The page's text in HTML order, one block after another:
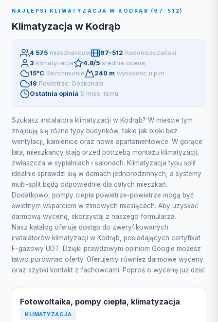
NAJLEPSI KLIMATYZACJA W KODRĄB (97-512)
Klimatyzacja w Kodrąb
4 575 mieszkancow 97-512 Radomszczański
3 klimatyzacja 4.8/5 srednia ocena
15°C Bezchmurnie 240 m wysokosc n.p.m.
19 Powietrze: Doskonała
Ostatnia opinia 5 mies. temu
Szukasz instalatora klimatyzacji w Kodrąb? W mieście tym
znajdują się różne typy budynków, takie jak bloki bez
wentylacji, kamienice oraz nowe apartamentowce. W gorące
lata, mieszkańcy stają przed potrzebą montażu klimatyzacji,
zwłaszcza w sypialniach i salonach. Klimatyzacja typu split
idealnie sprawdzi się w domach jednorodzinnych, a systemy
multi-split będą odpowiednie dla całych mieszkań.
Dodatkowo, pompy ciepła powietrze-powietrze mogą być
świetnym wsparciem w zimowych miesiącach. Aby uzyskać
darmową wycenę, skorzystaj z naszego formularza.
Nasz katalog oferuje dostęp do zweryfikowanych
instalatorów klimatyzacji w Kodrąb, posiadających certyfikat
F-gazowy UDT. Dzięki prawdziwym opiniom Google możesz
łatwo porównać oferty. Oferujemy również darmowe wyceny
oraz szybki kontakt z fachowcami. Poproś o wycenę już dziś!
Fotowoltaika, pompy ciepła, klimatyzacja
KLIMATYZACJA